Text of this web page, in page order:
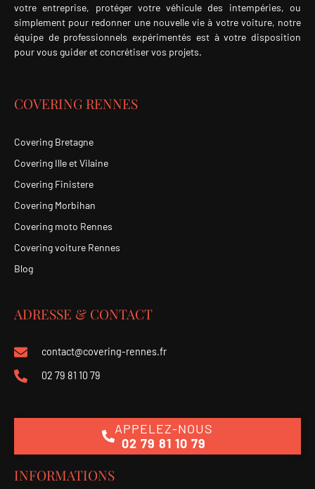
votre entreprise, protéger votre véhicule des intempéries, ou
simplement pour redonner une nouvelle vie à votre voiture, notre
équipe de professionnels expérimentés est à votre disposition
pour vous guider et concrétiser vos projets.
COVERING RENNES
Covering Bretagne
Covering Ille et Vilaine
Covering Finistere
Covering Morbihan
Covering moto Rennes
Covering voiture Rennes
Blog
ADRESSE & CONTACT
contact@covering-rennes.fr
02 79 81 10 79
APPELEZ-NOUS
02 79 81 10 79
INFORMATIONS